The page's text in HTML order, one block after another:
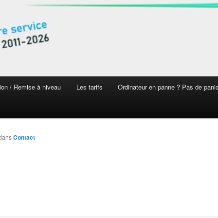
/ Remise à niveau Les tarifs Ordinateur en panne ? Pas de
Contact